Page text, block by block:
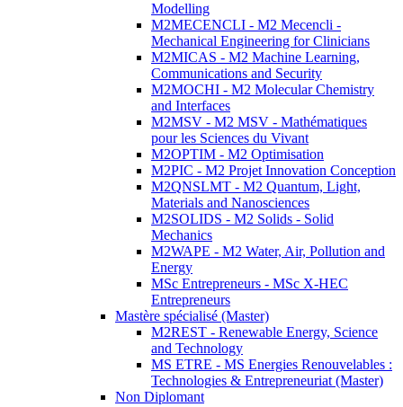
Modelling
M2MECENCLI - M2 Mecencli -
Mechanical Engineering for Clinicians
M2MICAS - M2 Machine Learning,
Communications and Security
M2MOCHI - M2 Molecular Chemistry
and Interfaces
M2MSV - M2 MSV - Mathématiques
pour les Sciences du Vivant
M2OPTIM - M2 Optimisation
M2PIC - M2 Projet Innovation Conception
M2QNSLMT - M2 Quantum, Light,
Materials and Nanosciences
M2SOLIDS - M2 Solids - Solid
Mechanics
M2WAPE - M2 Water, Air, Pollution and
Energy
MSc Entrepreneurs - MSc X-HEC
Entrepreneurs
Mastère spécialisé (Master)
M2REST - Renewable Energy, Science
and Technology
MS ETRE - MS Energies Renouvelables :
Technologies & Entrepreneuriat (Master)
Non Diplomant